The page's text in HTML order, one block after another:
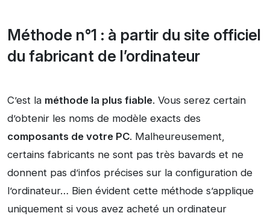
Méthode n°1 : à partir du site officiel
du fabricant de l’ordinateur
C’est la méthode la plus fiable. Vous serez certain
d’obtenir les noms de modèle exacts des
composants de votre PC. Malheureusement,
certains fabricants ne sont pas très bavards et ne
donnent pas d’infos précises sur la configuration de
l’ordinateur… Bien évident cette méthode s’applique
uniquement si vous avez acheté un ordinateur